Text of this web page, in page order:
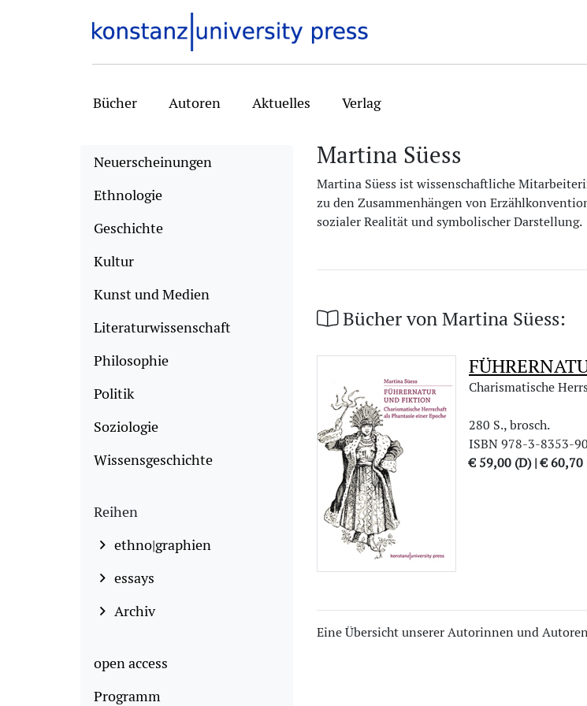
Bücher Autoren Aktuelles Verlag
Neuerscheinungen
Ethnologie
Geschichte
Kultur
Kunst und Medien
Literaturwissenschaft
Philosophie
Politik
Soziologie
Wissensgeschichte
Reihen
ethno|graphien
essays
Archiv
open access
Programm
Martina Süess
Martina Süess ist wissenschaftliche
zu den Zusammenhängen von
sozialer Realität und symbolischer Darstellung.
Bücher von Martina Süess:
Charismatische
280 S., brosch.
ISBN 978-3-8353-
€ 59,00 (D) | € 60,70
Eine Übersicht unserer Autorinnen und